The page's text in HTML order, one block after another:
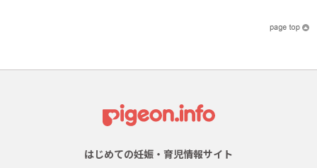
はじめての妊娠・育児情報サイト